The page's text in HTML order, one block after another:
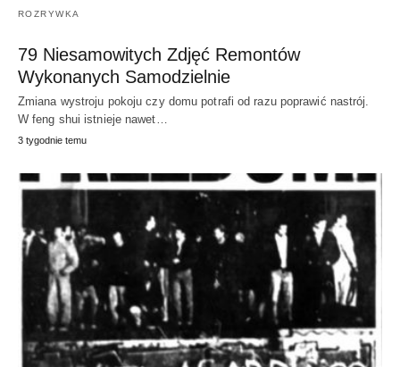
ROZRYWKA
79 Niesamowitych Zdjęć Remontów
Wykonanych Samodzielnie
Zmiana wystroju pokoju czy domu potrafi od razu poprawić nastrój.
W feng shui istnieje nawet…
3 tygodnie temu